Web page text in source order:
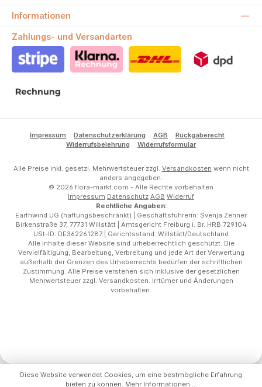
Informationen
Zahlungs- und Versandarten
Impressum Datenschutzerklärung AGB
Rückgaberecht
Widerrufsbelehrung
Widerrufsformular
Alle Preise inkl. gesetzl. Mehrwertsteuer zzgl. Versandkosten wenn nicht
anders angegeben.
© 2026 flora-markt.com - Alle Rechte vorbehalten
Impressum Datenschutz AGB Widerruf
Rechtliche Angaben:
Earthwind UG (haftungsbeschränkt) | Geschäftsführerin: Svenja Zehner
Birkenstraße 37, 77731 Willstätt | Amtsgericht Freiburg i. Br. HRB 729104
USt-ID: DE362261287 | Gerichtsstand: Willstätt/Deutschland
Alle Inhalte dieser Website sind urheberrechtlich geschützt. Die
Vervielfältigung, Bearbeitung, Verbreitung und jede Art der Verwertung
außerhalb der Grenzen des Urheberrechts bedürfen der schriftlichen
Zustimmung. Alle Preise verstehen sich inklusive der gesetzlichen
Mehrwertsteuer zzgl. Versandkosten. Irrtümer und Änderungen
vorbehalten.
Diese Website verwendet Cookies, um eine bestmögliche Erfahrung
bieten zu können. Mehr Informationen ...